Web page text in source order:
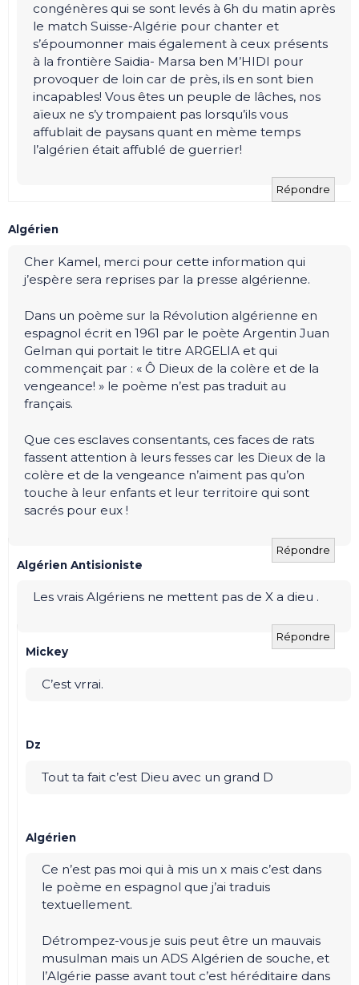
congénères qui se sont levés à 6h du matin après
le match Suisse-Algérie pour chanter et
s’époumonner mais également à ceux présents
à la frontière Saidia- Marsa ben M’HIDI pour
provoquer de loin car de près, ils en sont bien
incapables! Vous êtes un peuple de lâches, nos
aïeux ne s’y trompaient pas lorsqu’ils vous
affublait de paysans quant en mème temps
l’algérien était affublé de guerrier!
Répondre
Algérien
Cher Kamel, merci pour cette information qui
j’espère sera reprises par la presse algérienne.
Dans un poème sur la Révolution algérienne en
espagnol écrit en 1961 par le poète Argentin Juan
Gelman qui portait le titre ARGELIA et qui
commençait par : « Ô Dieux de la colère et de la
vengeance! » le poème n’est pas traduit au
français.
Que ces esclaves consentants, ces faces de rats
fassent attention à leurs fesses car les Dieux de la
colère et de la vengeance n’aiment pas qu’on
touche à leur enfants et leur territoire qui sont
sacrés pour eux !
Répondre
Algérien Antisioniste
Les vrais Algériens ne mettent pas de X a dieu .
Répondre
Mickey
C’est vrrai.
Dz
Tout ta fait c’est Dieu avec un grand D
Algérien
Ce n’est pas moi qui à mis un x mais c’est dans
le poème en espagnol que j’ai traduis
textuellement.
Détrompez-vous je suis peut être un mauvais
musulman mais un ADS Algérien de souche, et
l’Algérie passe avant tout c’est héréditaire dans